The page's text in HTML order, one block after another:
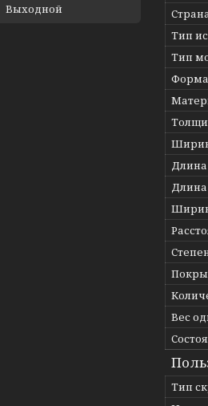
Тип
Тип
Вес
Тип
Выходной